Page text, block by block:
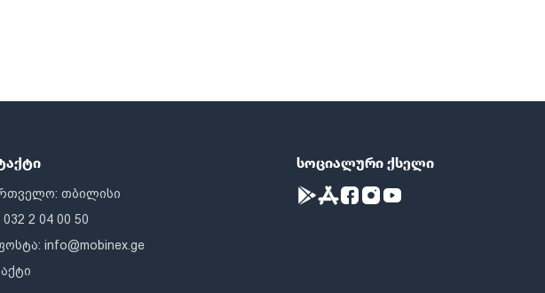
თბილისი
2 04 00 50
info@mobinex.ge
სოციალური ქსელი